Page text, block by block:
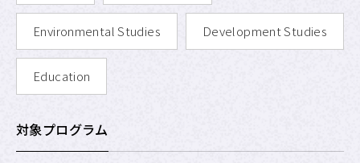
Environmental Studies Development Studies
Education
対象プログラム